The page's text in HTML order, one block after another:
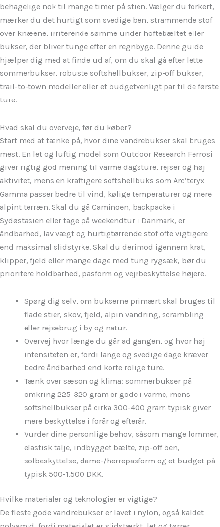
behagelige nok til mange timer på stien. Vælger du forkert,
mærker du det hurtigt som svedige ben, strammende stof
over knæene, irriterende sømme under hoftebæltet eller
bukser, der bliver tunge efter en regnbyge. Denne guide
hjælper dig med at finde ud af, om du skal gå efter lette
sommerbukser, robuste softshellbukser, zip-off bukser,
trail-to-town modeller eller et budgetvenligt par til de første
ture.
Hvad skal du overveje, før du køber?
Start med at tænke på, hvor dine vandrebukser skal bruges
mest. En let og luftig model som Outdoor Research Ferrosi
giver rigtig god mening til varme dagsture, rejser og høj
aktivitet, mens en kraftigere softshellbuks som Arc’teryx
Gamma passer bedre til vind, kølige temperaturer og mere
alpint terræn. Skal du gå Caminoen, backpacke i
Sydøstasien eller tage på weekendtur i Danmark, er
åndbarhed, lav vægt og hurtigtørrende stof ofte vigtigere
end maksimal slidstyrke. Skal du derimod igennem krat,
klipper, fjeld eller mange dage med tung rygsæk, bør du
prioritere holdbarhed, pasform og vejrbeskyttelse højere.
Spørg dig selv, om bukserne primært skal bruges til
flade stier, skov, fjeld, alpin vandring, scrambling
eller rejsebrug i by og natur.
Overvej hvor længe du går ad gangen, og hvor høj
intensiteten er, fordi lange og svedige dage kræver
bedre åndbarhed end korte rolige ture.
Tænk over sæson og klima: sommerbukser på
omkring 225-320 gram er gode i varme, mens
softshellbukser på cirka 300-400 gram typisk giver
mere beskyttelse i forår og efterår.
Vurder dine personlige behov, såsom mange lommer,
elastisk talje, indbygget bælte, zip-off ben,
solbeskyttelse, dame-/herrepasform og et budget på
typisk 500-1.500 DKK.
Hvilke materialer og teknologier er vigtige?
De fleste gode vandrebukser er lavet i nylon, også kaldet